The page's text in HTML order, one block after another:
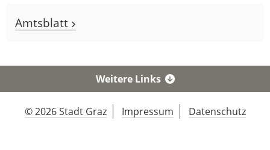
Amtsblatt
Weitere Links
© 2026 Stadt Graz Impressum Datenschutz